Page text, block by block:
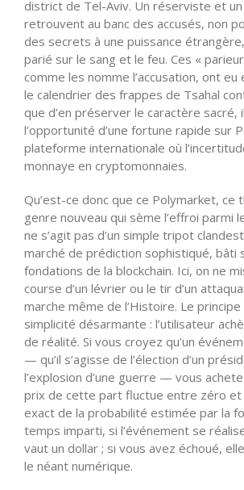
district de Tel-Aviv. Un réserviste et un
retrouvent au banc des accusés, non
des secrets à une puissance
parié sur le sang et le feu. Ces «
comme les nomme l’accusation, ont eu
le calendrier des frappes de Tsahal
que d’en préserver le caractère sacré,
l’opportunité d’une fortune rapide sur
plateforme internationale où
monnaye en cryptomonnaies.
Qu’est-ce donc que ce Polymarket, ce
genre nouveau qui sème l’effroi parmi
ne s’agit pas d’un simple tripot
marché de prédiction sophistiqué, bâti
fondations de la blockchain. Ici, on ne
course d’un lévrier ou le tir d’un
marche même de l’Histoire. Le principe
simplicité désarmante : l’utilisateur
de réalité. Si vous croyez qu’un
— qu’il s’agisse de l’élection d’un
l’explosion d’une guerre — vous
prix de cette part fluctue entre zéro
exact de la probabilité estimée par la
temps imparti, si l’événement se
vaut un dollar ; si vous avez échoué,
le néant numérique.